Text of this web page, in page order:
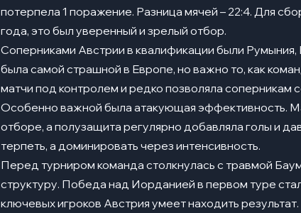
потерпела 1 поражение. Разница мячей – 22:4. Для
года, это был уверенный и зрелый отбор.
Соперниками Австрии в квалификации были
была самой страшной в Европе, но важно то, как
матчи под контролем и редко позволяла соперникам
Особенно важной была атакующая эффективность.
отборе, а полузащита регулярно добавляла голы и
терпеть, а доминировать через интенсивность.
Перед турниром команда столкнулась с травмой
структуру. Победа над Иорданией в первом туре
ключевых игроков Австрия умеет находить результат.